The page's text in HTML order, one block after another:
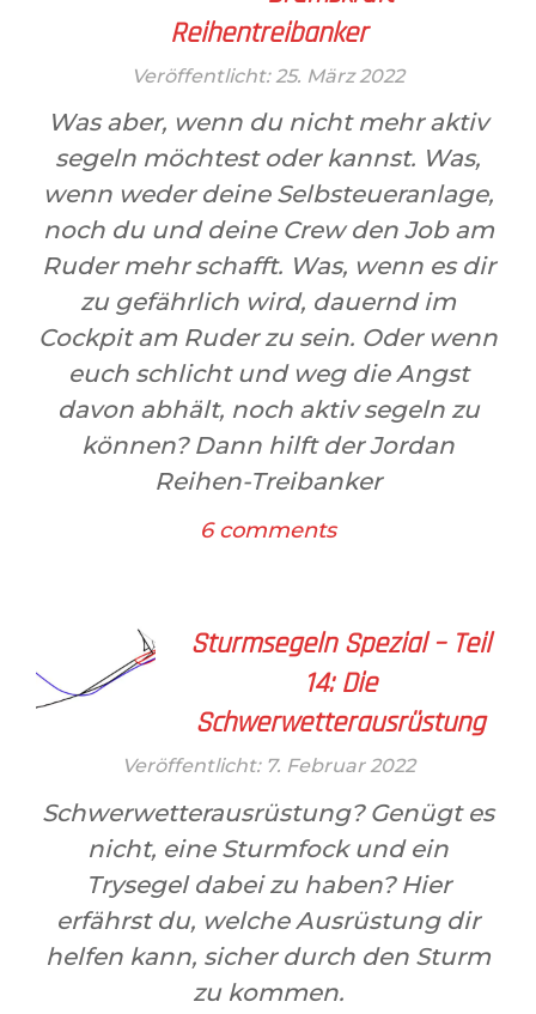
Reihentreibanker
Veröffentlicht: 25. März 2022
Was aber, wenn du nicht mehr aktiv
segeln möchtest oder kannst. Was,
wenn weder deine Selbsteueranlage,
noch du und deine Crew den Job am
Ruder mehr schafft. Was, wenn es dir
zu gefährlich wird, dauernd im
Cockpit am Ruder zu sein. Oder wenn
euch schlicht und weg die Angst
davon abhält, noch aktiv segeln zu
können? Dann hilft der Jordan
Reihen-Treibanker
6 comments
Sturmsegeln Spezial – Teil
14: Die
Schwerwetterausrüstung
Veröffentlicht: 7. Februar 2022
Schwerwetterausrüstung? Genügt es
nicht, eine Sturmfock und ein
Trysegel dabei zu haben? Hier
erfährst du, welche Ausrüstung dir
helfen kann, sicher durch den Sturm
zu kommen.